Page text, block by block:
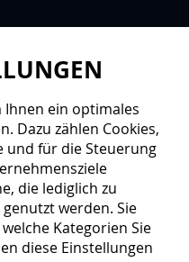
Ihnen ein optimales
Dazu zählen Cookies,
und für die Steuerung
die lediglich zu
werden. Sie
Kategorien Sie
diese Einstellungen